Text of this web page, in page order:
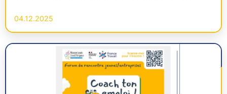
04.12.2025